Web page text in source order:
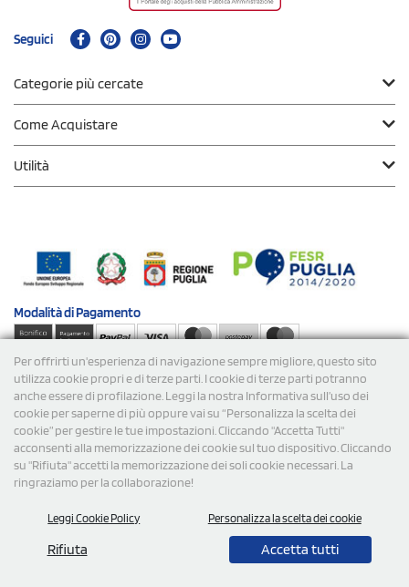
Per offrirti un'esperienza di navigazione sempre migliore, questo sito
utilizza cookie propri e di terze parti. I cookie di terze parti potranno
anche essere di profilazione. Leggi la nostra Informativa sull’uso dei
cookie per saperne di più oppure vai su “Personalizza la scelta dei
cookie” per gestire le tue impostazioni. Cliccando "Accetta Tutti"
acconsenti alla memorizzazione dei cookie sul tuo dispositivo. Cliccando
su "Rifiuta" accetti la memorizzazione dei soli cookie necessari. La
ringraziamo per la collaborazione!
Leggi Cookie Policy Personalizza la scelta dei cookie
Rifiuta Accetta tutti
0,00
Seguici
Categorie più cercate
Come Acquistare
Utilità
Modalità diPagamento
Spedizioni
P.Iva/C.F. 09734470967 - N° Rea MI-2110632